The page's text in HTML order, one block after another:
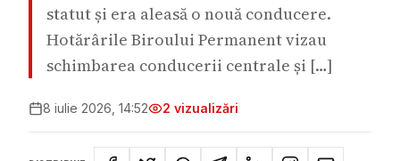
statut și era aleasă o nouă conducere.
Hotărârile Biroului Permanent vizau
schimbarea conducerii centrale și […]
8 iulie 2026, 14:52 2 vizualizări